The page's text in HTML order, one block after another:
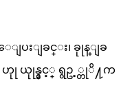
ပးျခင္း၊ ခုုန္ျခ
ဟုု ယုုန္နွင့္ ရွဥ့္တုိ႔က